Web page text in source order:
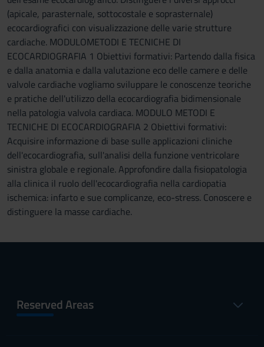
(apicale, parasternale, sottocostale e soprasternale)
ecocardiografici con visualizzazione delle varie strutture
cardiache. MODULOMETODI E TECNICHE DI
ECOCARDIOGRAFIA 1 Obiettivi formativi: Partendo dalla fisica
e dalla anatomia e dalla valutazione eco delle camere e delle
valvole cardiache vogliamo sviluppare le conoscenze teoriche
e pratiche dell'utilizzo della ecocardiografia bidimensionale
nella patologia valvola cardiaca. MODULO METODI E
TECNICHE DI ECOCARDIOGRAFIA 2 Obiettivi formativi:
Acquisire informazione di base sulle applicazioni cliniche
dell'ecocardiografia, sull'analisi della funzione ventricolare
sinistra globale e regionale. Approfondire dalla fisiopatologia
alla clinica il ruolo dell'ecocardiografia nella cardiopatia
ischemica: infarto e sue complicanze, eco-stress. Conoscere e
distinguere la masse cardiache.
Reserved Areas